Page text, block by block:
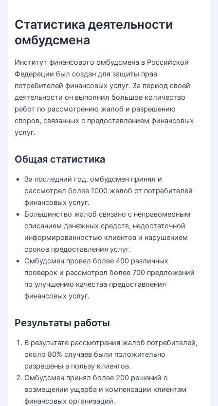
Статистика деятельности
омбудсмена
Институт финансового омбудсмена в Российской
Федерации был создан для защиты прав
потребителей финансовых услуг. За период своей
деятельности он выполнил большое количество
работ по рассмотрению жалоб и разрешению
споров, связанных с предоставлением финансовых
услуг.
Общая статистика
За последний год, омбудсмен принял и
рассмотрел более 1000 жалоб от потребителей
финансовых услуг.
Большинство жалоб связано с неправомерным
списанием денежных средств, недостаточной
информированностью клиентов и нарушением
сроков предоставления услуг.
Омбудсмен провел более 400 различных
проверок и рассмотрел более 700 предложений
по улучшению качества предоставления
финансовых услуг.
Результаты работы
В результате рассмотрения жалоб потребителей,
около 80% случаев были положительно
разрешены в пользу клиентов.
Омбудсмен принял более 200 решений о
возмещении ущерба и компенсации клиентам
финансовых организаций.